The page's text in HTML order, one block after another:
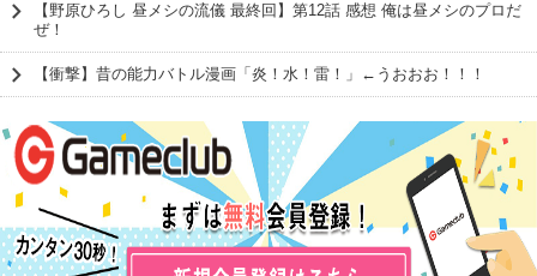
【野原ひろし 昼メシの流儀 最終回】第12話 感想 俺は昼メシのプロだ
ぜ！
【衝撃】昔の能力バトル漫画「炎！水！雷！」←うおおお！！！